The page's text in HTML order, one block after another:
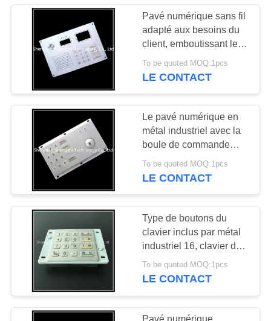
DEMANDEZ
UNE
CITATION
PLAN
SITE
PRIVACY
POLICY
Pavé numérique sans fil
adapté aux besoins du
client, emboutissant le
clavier industriel fixe en
métal
To be quoted MOQ:1pcs
LE CONTACT
Le pavé numérique en
métal industriel avec la
boule de commande
souillent résistant
To be quoted MOQ:1pcs
LE CONTACT
Type de boutons du
clavier inclus par métal
industriel 16, clavier de
police à la carte
To be quoted MOQ:1pcs
LE CONTACT
Pavé numérique